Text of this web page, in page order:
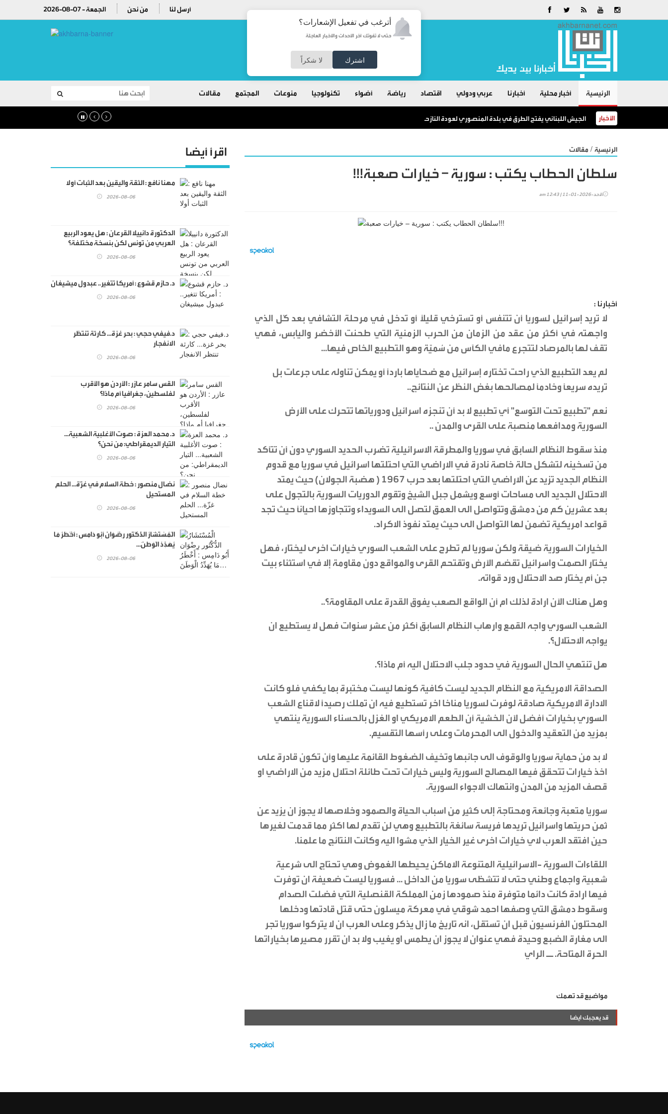
أترغب في تفعيل الإشعارات؟
حتى لا تفوتك آخر الأحداث والأخبار العاجلة
اشترك لا شكراً
2026-08-07 - الجمعة من نحن أرسل لنا
الرئيسية أخبار محلية أخبارنا عربي ودولي اقتصاد رياضة أضواء تكنولوجيا منوعات المجتمع مقالات
الأخبار الجيش اللبناني يفتح الطرق في بلدة المنصوري لعودة النازحين
الرئيسية / مقالات
سلطان الحطاب يكتب : سورية – خيارات صعبة!!!
الأحد-2026-01-11 | 12:43 am
أخبارنا :
لا تريد إسرائيل لسوريا أن تتنفس أو تسترخي قليلًا أو تدخل في مرحلة التشافي بعد كُل الذي
واجهته في أكثر من عقد من الزمان من الحرب الزمنية التي طحنت الأخضر واليابس، فهي
تقف لها بالمرصاد لتتجرع مافي الكآس من سُميّة وهو التطبيع الخاص فيها...
لم يعد التطبيع الذي راحت تختاره إسرائيل مع ضحاياها باردًا أو يمكن تناوله على جرعات بل
تريده سريعًا وخادمًا لمصالحها بغض النظر عن النتائج..
نعم "تطبيع تحت التوسع" أي تطبيع لا بد أن تنجزه اسرائيل ودورياتها تتحرك على الأرض
السورية ومدافعها منصبة على القرى والمدن ..
منذ سقوط النظام السابق في سوريا والمطرقة الاسرائيلية تضرب الحديد السوري دون أن تتأكد
من تسخينه لتشكل حالة خاصة نادرة في الاراضي التي احتلتها اسرائيل في سوريا مع قدوم
النظام الجديد تزيد عن الاراضي التي احتلتها بعد حرب 1967 ( هضبة الجولان) حيث يمتد
الاحتلال الجديد الى مساحات أوسع ويشمل جبل الشيخ وتقوم الدوريات السورية بالتجول على
بعد عشرين كم من دمشق وتتواصل الى العمق لتصل الى السويداء وتتجاوزها احيانًا حيث تجد
قواعد امريكية تضمن لها التواصل الى حيث يمتد نفوذ الاكراد.
الخيارات السورية ضيقة ولكن سوريا لم تطرح على الشعب السوري خيارات اخرى ليختار، فهل
يختار الصمت واسرائيل تقضم الآرض وتقتحم القرى والمواقع دون مقاومة إلا في استثناء بيت
جن أم يختار صد الاحتلال ورد قواته.
وهل هناك الآن ارادة لذلك ام أن الواقع الصعب يفوق القدرة على المقاومة؟..
الشعب السوري واجه القمع وارهاب النظام السابق أكثر من عشر سنوات فهل لا يستطيع ان
يواجه الاحتلال؟.
هل تنتهي الحال السورية في حدود جلب الاحتلال اليه أم ماذا؟.
الصداقة الامريكية مع النظام الجديد ليست كافية كونها ليست مختبرة بما يكفي فلو كانت
الادارة الامريكية صادقة لوفرت لسوريا مناخا اخر تستطيع فيه ان تملك رصيدًا لاقناع الشعب
السوري بخيارات أفضل لآن الخشية أن الطعم الامريكي او الغزل بالحسناء السورية ينتهي
بمزيٍد من التعقيد والدخول الى المحرمات وعلى رأسها التقسيم.
لا بد من حماية سوريا والوقوف الى جانبها وتخيف الضغوط القائمة عليها وأن تكون قادرة على
اخذ خيارات تتحقق فيها المصالح السورية وليس خيارات تحت طائلة احتلال مزيد من الاراضي او
قصف المزيد من المدن وانتهاك الاجواء السورية.
سوريا متعبة وجائعة ومحتاجة إلى كثير من اسباب الحياة والصمود وخلاصها لا يجوز ان يزيد عن
ثمن حريتها واسرائيل تريدها فريسة سائغة بالتطبيع وهي لن تقدم لها اكثر مما قدمت لغيرها
حين افتقد العرب لاي خيارات اخرى غير الخيار الذي مشوا اليه وكانت النتائج ما علمنا.
اللقاءات السورية -الاسرائيلية المتنوعة الاماكن يحيطها الغموض وهي تحتاج الى شرعية
شعبية واجماع وطني حتى لا تتشظى سوريا من الداخل ... فسوريا ليست ضعيفة ان توفرت
فيها ارادة كانت دائما متوفرة منذ صمودها زمن المملكة القنصلية التي فضلت الصدام
وسقوط دمشق التي وصفها احمد شوقي في معركة ميسلون حتى قتل قادتها ودخلها
المحتلون الفرنسيون قبل ان تستقل، انه تاريخ ما زال يذكر وعلى العرب ان لا يتركوا سوريا تجر
الى مغارة الضبع وحيدة فهي عنوان لا يجوز ان يطمس او يغيب ولا بد ان تقرر مصيرها بخياراتها
الحرة المتاحة. ــ الراي
مواضيع قد تهمك
قد يعجبك ايضا
اقرأ أيضا
مهنا نافع : الثقة واليقين بعد الثبات أولا
2026-08-06
الدكتورة دانييلا القرعان : هل يعود الربيع
العربي من تونس لكن بنسخة مختلفة؟
2026-08-06
د. حازم قشوع : أمريكا تتغير.. عبدول ميشيغان
2026-08-06
د.فيفي حجي : بحر غزة... كارثة تنتظر
الانفجار
2026-08-06
القس سامر عازر : الأردن هو الأقرب
لفلسطين، جغرافيا أم ماذا؟
2026-08-06
د. محمد العزة : صوت الأغلبية الشعبية...
التيار الديمقراطي: من نحن؟
2026-08-06
نضال منصور : خطة السلام في غزّة... الحلم
المستحيل
2026-08-06
الْمُسْتَشَارُ الدُّكْتُور رِضْوَان أَبُو دَامِس : أَخْطَرُ مَا
يُهَدِّدُ الْوَطَنَ…
2026-08-06